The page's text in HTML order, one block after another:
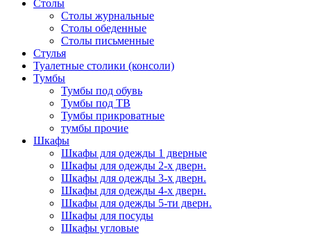
Столы
Столы журнальные
Столы обеденные
Столы письменные
Стулья
Туалетные столики (консоли)
Тумбы
Тумбы под обувь
Тумбы под ТВ
Тумбы прикроватные
тумбы прочие
Шкафы
Шкафы для одежды 1 дверные
Шкафы для одежды 2-х дверн.
Шкафы для одежды 3-х дверн.
Шкафы для одежды 4-х дверн.
Шкафы для одежды 5-ти дверн.
Шкафы для посуды
Шкафы угловые